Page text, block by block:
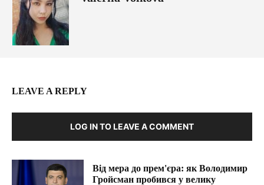
LEAVE A REPLY
LOG IN TO LEAVE A COMMENT
Від мера до прем'єра: як Володимир
Гройсман пробився у велику